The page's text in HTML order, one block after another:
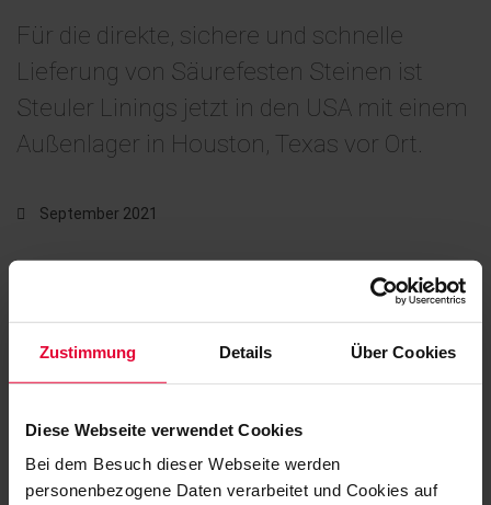
Zustimmung Details Über Cookies
Diese Webseite verwendet Cookies
Bei dem Besuch dieser Webseite werden
personenbezogene Daten verarbeitet und Cookies auf
Für die direkte, sichere und schnelle
Lieferung von Säurefesten Steinen ist
Steuler Linings jetzt in den USA mit einem
Außenlager in Houston, Texas vor Ort.
September 2021
Um den Anforderungen der Kunden gerecht zu werden,
umfasst das Steuler Surface Protection Linings-Sortiment
Mehr Informationen...